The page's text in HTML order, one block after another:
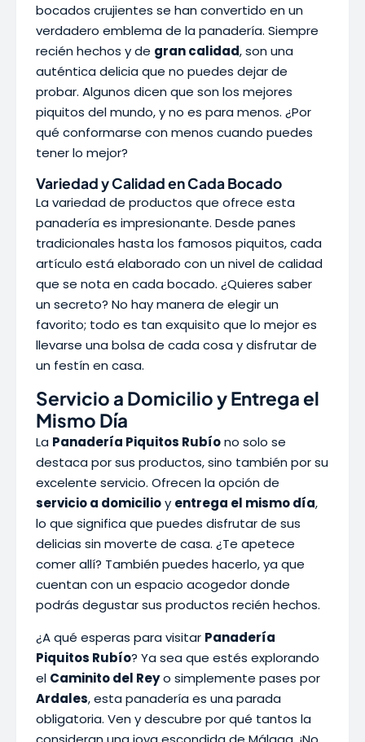
bocados crujientes se han convertido en un
verdadero emblema de la panadería. Siempre
recién hechos y de gran calidad, son una
auténtica delicia que no puedes dejar de
probar. Algunos dicen que son los mejores
piquitos del mundo, y no es para menos. ¿Por
qué conformarse con menos cuando puedes
tener lo mejor?
Variedad y Calidad en Cada Bocado
La variedad de productos que ofrece esta
panadería es impresionante. Desde panes
tradicionales hasta los famosos piquitos, cada
artículo está elaborado con un nivel de calidad
que se nota en cada bocado. ¿Quieres saber
un secreto? No hay manera de elegir un
favorito; todo es tan exquisito que lo mejor es
llevarse una bolsa de cada cosa y disfrutar de
un festín en casa.
Servicio a Domicilio y Entrega el
Mismo Día
La Panadería Piquitos Rubíono solo se
destaca por sus productos, sino también por su
excelente servicio. Ofrecen la opción de
servicio a domicilioy entrega el mismo día,
lo que significa que puedes disfrutar de sus
delicias sin moverte de casa. ¿Te apetece
comer allí? También puedes hacerlo, ya que
cuentan con un espacio acogedor donde
podrás degustar sus productos recién hechos.
¿A qué esperas para visitar Panadería
Piquitos Rubío? Ya sea que estés explorando
el Caminito del Reyo simplemente pases por
Ardales, esta panadería es una parada
obligatoria. Ven y descubre por qué tantos la